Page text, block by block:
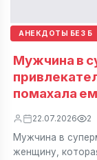
АНЕКДОТЫ БЕЗ Б
Мужчина в
помахала
22.07.2026 2
Мужчина в
женщину,